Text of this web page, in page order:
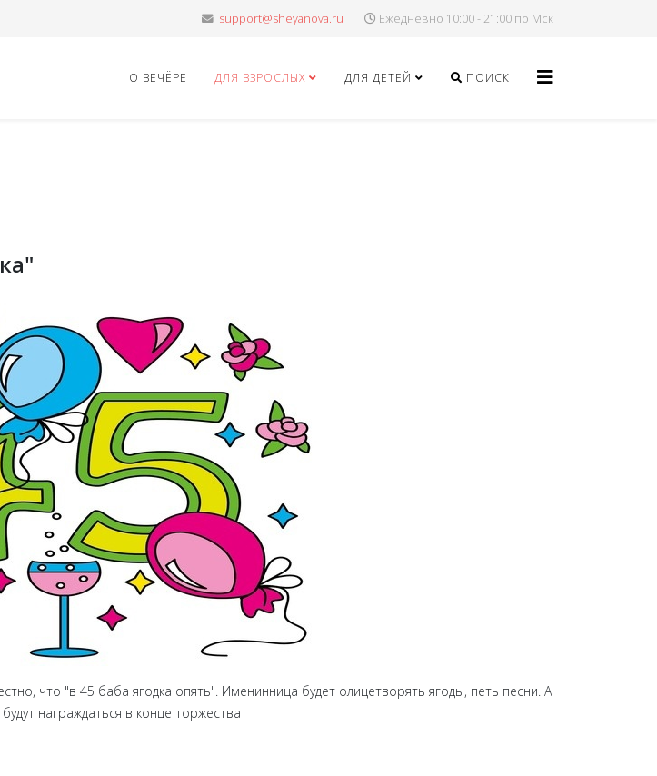
Ежедневно 10:00 - 21:00 по Мск
О ВЕЧЁРЕ ДЛЯ ВЗРОСЛЫХ ДЛЯ ДЕТЕЙ ПОИСК
что "в 45 баба ягодка опять". Именинница будет олицетворять ягоды, петь песни. А
награждаться в конце торжества